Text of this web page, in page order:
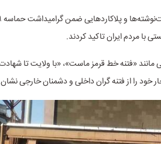
با مردم ایران تاکید کردند.
«فتنه خط قرمز ماست»، «با ولایت تا
خود را از فتنه گران داخلی و دشمنان خارجی